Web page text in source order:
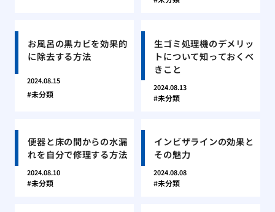
お風呂の黒カビを効果的
に除去する方法
2024.08.15
未分類
生ゴミ処理機のデメリッ
トについて知っておくべ
きこと
2024.08.13
未分類
便器と床の間からの水漏
れを自分で修理する方法
2024.08.10
未分類
インビザラインの効果と
その魅力
2024.08.08
未分類